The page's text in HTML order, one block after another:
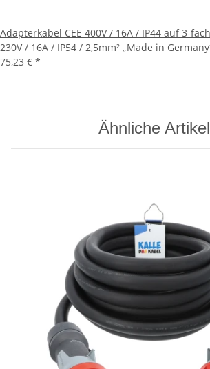
Adapterkabel CEE 400V / 16A / IP44 auf 3-
230V / 16A / IP54 / 2,5mm² „Made in
75,23 € *
Ähnliche Artikel